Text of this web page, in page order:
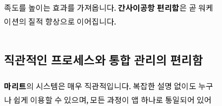
족도를 높이는 효과를 가져옵니다.간사이공항 편리함은 곧 워케
이션의 질적 향상으로 이어집니다.
직관적인 프로세스와 통합 관리의 편리함
마리트의 시스템은 매우 직관적입니다. 복잡한 설명 없이도 누구
나 쉽게 이용할 수 있으며, 모든 과정이 앱 하나로 통일되어 있어